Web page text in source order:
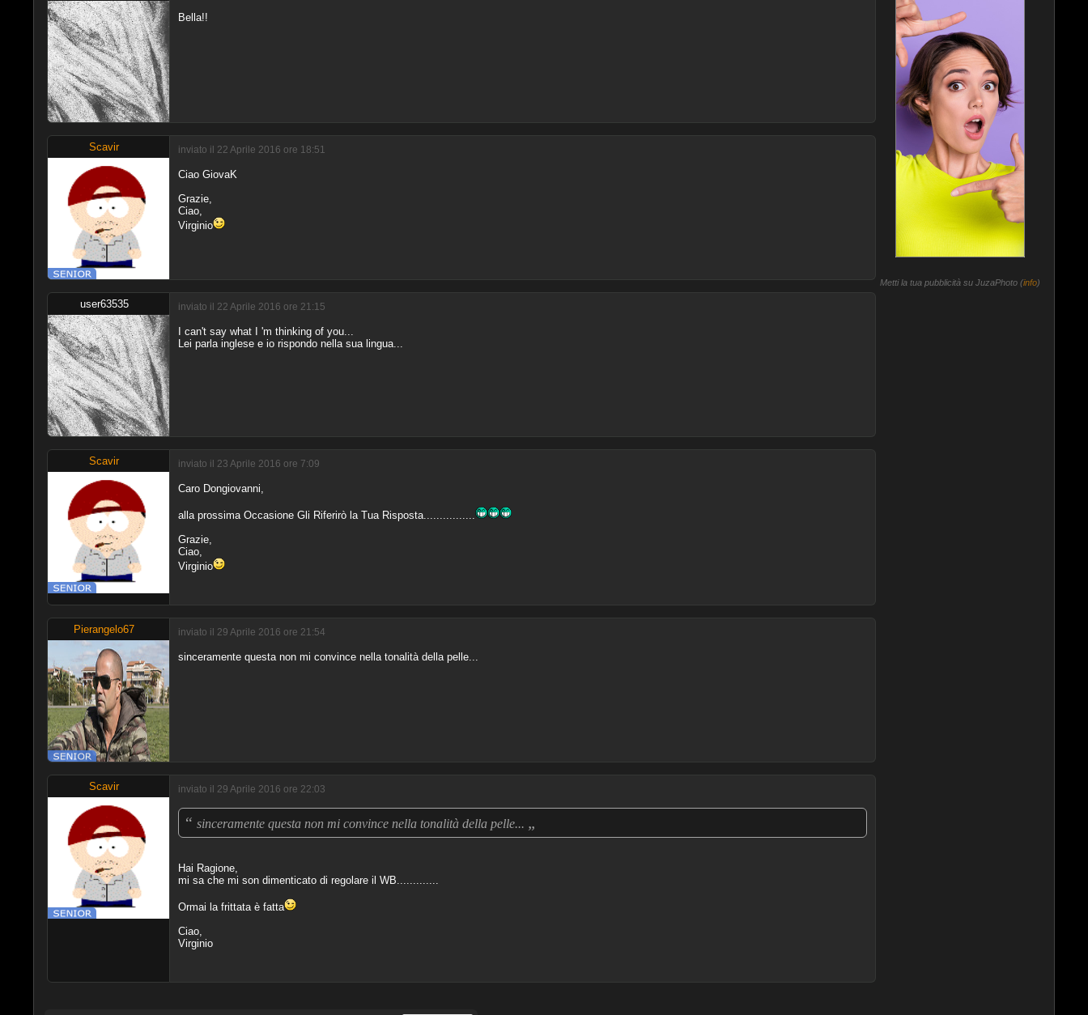
Bella!!
Scavir inviato il 22 Aprile 2016 ore 18:51
Ciao GiovaK
Grazie,
Ciao,
Virginio
user63535 inviato il 22 Aprile 2016 ore 21:15
I can't say what I 'm thinking of you...
Lei parla inglese e io rispondo nella sua lingua...
Scavir inviato il 23 Aprile 2016 ore 7:09
Caro Dongiovanni,
alla prossima Occasione Gli Riferirò la Tua Risposta................
Grazie,
Ciao,
Virginio
Pierangelo67 inviato il 29 Aprile 2016 ore 21:54
sinceramente questa non mi convince nella tonalità della pelle...
Scavir inviato il 29 Aprile 2016 ore 22:03
“ sinceramente questa non mi convince nella tonalità della pelle... „
Hai Ragione,
mi sa che mi son dimenticato di regolare il WB.............
Ormai la frittata è fatta
Ciao,
Virginio
Metti la tua pubblicità su JuzaPhoto (info)